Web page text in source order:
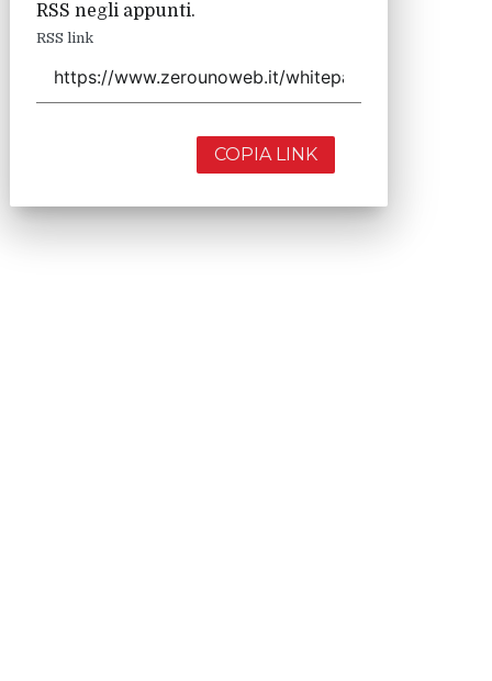
RSS negli appunti.
RSS link
COPIA LINK